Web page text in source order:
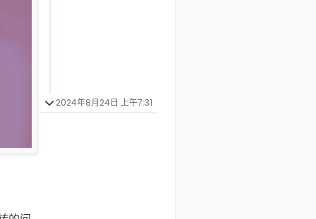
2024年8月24日 上午7:31